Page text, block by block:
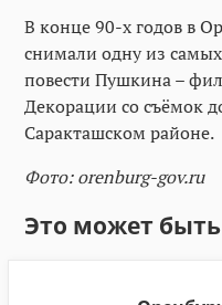
В конце 90-х годов в
снимали одну из
повести Пушкина –
Декорации со съёмок
Саракташском районе.
Фото: orenburg-gov.ru
Это может